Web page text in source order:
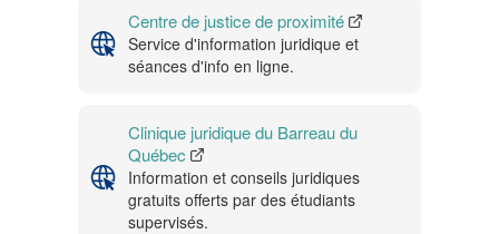
Centre de justice de proximité
Service d'information juridique et
séances d'info en ligne.
Clinique juridique du Barreau du
Québec
Information et conseils juridiques
gratuits offerts par des étudiants
supervisés.